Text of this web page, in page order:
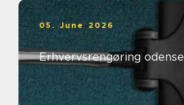
05. June 2026
Erhvervsrengøring odense